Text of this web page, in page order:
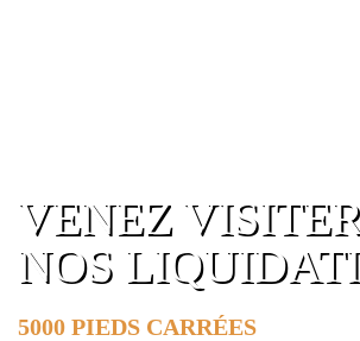
VENEZ VISITER
NOS
5000 PIEDS CARRÉES